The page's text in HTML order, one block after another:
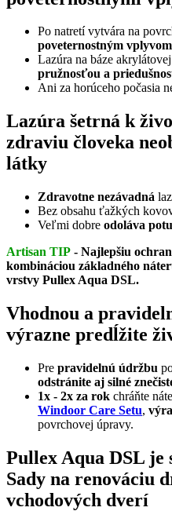
Po natretí vytvára na
poveternostným
Lazúra na báze
pružnosťou a
Ani za horúceho počasia
Lazúra šetrná k
zdraviu človeka
látky
Zdravotne nezávadná
Bez obsahu ťažkých
Veľmi dobre odoláva
Artisan TIP - Najlepšiu
kombináciou základného
vrstvy Pullex Aqua DSL.
Vhodnou a
výrazne predĺžite
Pre pravidelnú údržbu
odstránite aj silné
1x - 2x za rok chráňte
Windoor Care Setu,
povrchovej úpravy.
Pullex Aqua DSL je
Sady na renováciu
vchodových dverí